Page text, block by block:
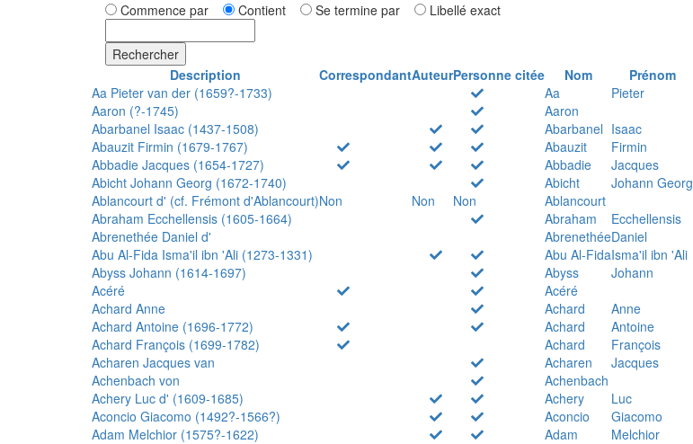
Commence par Contient Se termine par Libellé exact
Rechercher
Description
CorrespondantAuteurPersonne citée Nom
Prénom
Aa Pieter van der (1659?-1733)
Aa
Pieter
Aaron (?-1745)
Aaron
Abarbanel Isaac (1437-1508)
Abarbanel Isaac
Abauzit Firmin (1679-1767)
Abauzit
Firmin
Abbadie Jacques (1654-1727)
Abbadie
Jacques
Abicht Johann Georg (1672-1740)
Abicht
Johann Georg
Ablancourt d' (cf. Frémont d'Ablancourt)Non Non Non
Ablancourt
Abraham Ecchellensis (1605-1664)
Abraham
Ecchellensis
Abrenethée Daniel d'
AbrenethéeDaniel
Abu Al-Fida Isma'il ibn 'Ali (1273-1331)
Abu Al-FidaIsma'il ibn 'Ali
Abyss Johann (1614-1697)
Abyss
Johann
Acéré
Acéré
Achard Anne
Achard
Anne
Achard Antoine (1696-1772)
Achard
Antoine
Achard François (1699-1782)
Achard
François
Acharen Jacques van
Acharen
Jacques
Achenbach von
Achenbach
Achery Luc d' (1609-1685)
Achery
Luc
Aconcio Giacomo (1492?-1566?)
Aconcio
Giacomo
Adam Melchior (1575?-1622)
Adam
Melchior